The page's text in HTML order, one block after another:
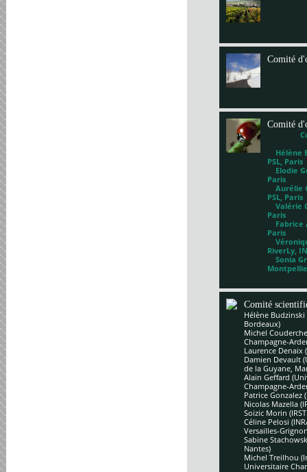
Comité
Comité
Hélène
PSL, Paris
Elodie
Paris
Aurélie
PSL, Paris
Valérie
Paris
Fabrice
Paris
RiverLy,
Sonia
Comité
Hélène
Bordeaux)
Michel
Champagne-
Laurence Denaix
Damien Devault
de la Guyane,
Alain Geffard
Champagne-
Patrice Gonzalez
Nicolas Mazella
Soizic Morin
Céline Pelosi
Versailles-
Sabine
Nantes)
Michel Treilhou
Universitaire